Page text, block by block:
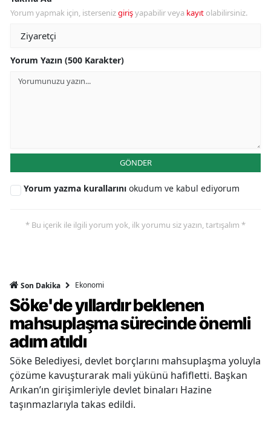
Yorum yapmak için, istersenizgirişyapabilir veya kayıt olabilirsiniz.
Yorum Yazın (500 Karakter)
GÖNDER
Yorum yazma kurallarını okudum ve kabul ediyorum
* Bu içerik ile ilgili yorum yok, ilk yorumu siz yazın, tartışalım *
Son Dakika Ekonomi
Söke'de yıllardır beklenen
mahsuplaşma sürecinde önemli
adım atıldı
Söke Belediyesi, devlet borçlarını mahsuplaşma yoluyla
çözüme kavuşturarak mali yükünü hafifletti. Başkan
Arıkan’ın girişimleriyle devlet binaları Hazine
taşınmazlarıyla takas edildi.